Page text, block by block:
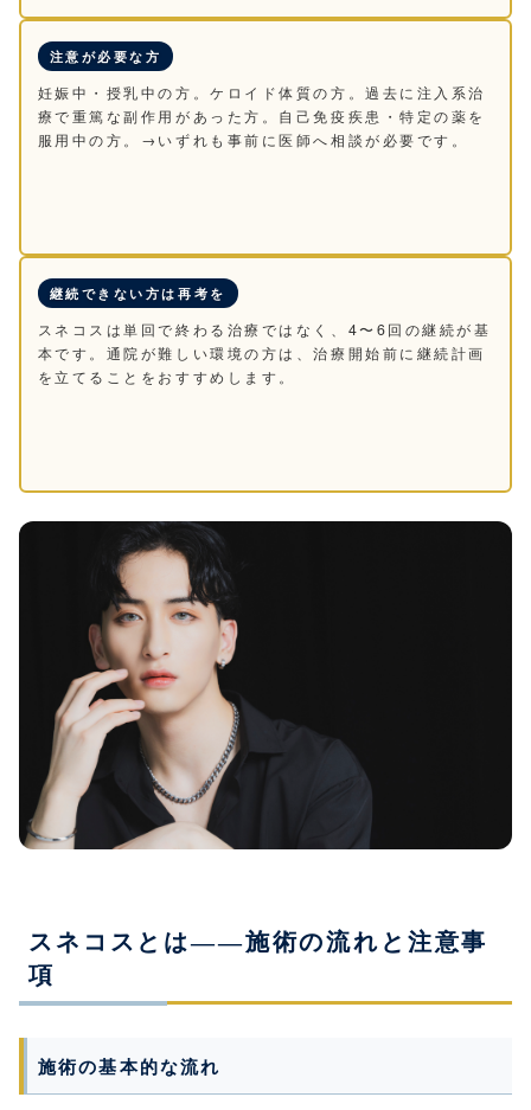
注意が必要な方
妊娠中・授乳中の方。ケロイド体質の方。過去に注入系治
療で重篤な副作用があった方。自己免疫疾患・特定の薬を
服用中の方。→いずれも事前に医師へ相談が必要です。
継続できない方は再考を
スネコスは単回で終わる治療ではなく、4〜6回の継続が基
本です。通院が難しい環境の方は、治療開始前に継続計画
を立てることをおすすめします。
スネコスとは——施術の流れと注意事
項
施術の基本的な流れ